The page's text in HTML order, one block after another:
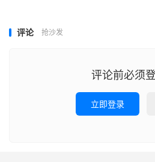
评论 抢沙发
评论前必须登
立即登录